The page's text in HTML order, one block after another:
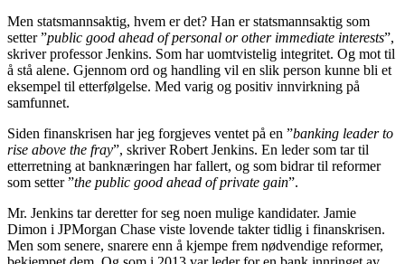
Men statsmannsaktig, hvem er det? Han er statsmannsaktig som
setter ”public good ahead of personal or other immediate interests”,
skriver professor Jenkins. Som har uomtvistelig integritet. Og mot til
å stå alene. Gjennom ord og handling vil en slik person kunne bli et
eksempel til etterfølgelse. Med varig og positiv innvirkning på
samfunnet.
Siden finanskrisen har jeg forgjeves ventet på en ”banking leader to
rise above the fray”, skriver Robert Jenkins. En leder som tar til
etterretning at banknæringen har fallert, og som bidrar til reformer
som setter ”the public good ahead of private gain”.
Mr. Jenkins tar deretter for seg noen mulige kandidater. Jamie
Dimon i JPMorgan Chase viste lovende takter tidlig i finanskrisen.
Men som senere, snarere enn å kjempe frem nødvendige reformer,